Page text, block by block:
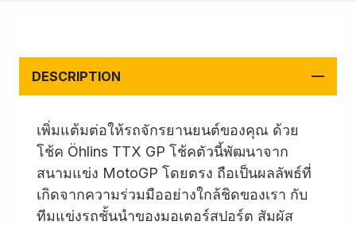
DESCRIPTION
เพิ่มแต้มต่อให้รถจักรยานยนต์ของคุณ ด้วย
โช้ค Öhlins TTX GP โช้คตัวนี้พัฒนาจาก
สนามแข่ง MotoGP โดยตรง ถือเป็นผลลัพธ์ที่
เกิดจากความร่วมมืออย่างใกล้ชิดของเรา กับ
ทีมแข่งรถชั้นนำของมอเตอร์สปอร์ต สัมผัส